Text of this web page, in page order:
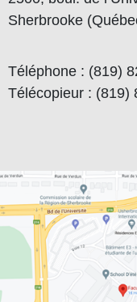
Sherbrooke
Téléphone : (819)
Télécopieur : (819)